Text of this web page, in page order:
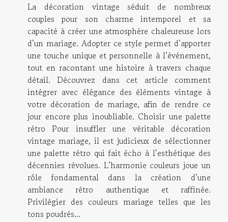
La décoration vintage séduit de nombreux
couples pour son charme intemporel et sa
capacité à créer une atmosphère chaleureuse lors
d’un mariage. Adopter ce style permet d’apporter
une touche unique et personnelle à l’événement,
tout en racontant une histoire à travers chaque
détail. Découvrez dans cet article comment
intégrer avec élégance des éléments vintage à
votre décoration de mariage, afin de rendre ce
jour encore plus inoubliable. Choisir une palette
rétro Pour insuffler une véritable décoration
vintage mariage, il est judicieux de sélectionner
une palette rétro qui fait écho à l’esthétique des
décennies révolues. L’harmonie couleurs joue un
rôle fondamental dans la création d’une
ambiance rétro authentique et raffinée.
Privilégier des couleurs mariage telles que les
tons poudrés...